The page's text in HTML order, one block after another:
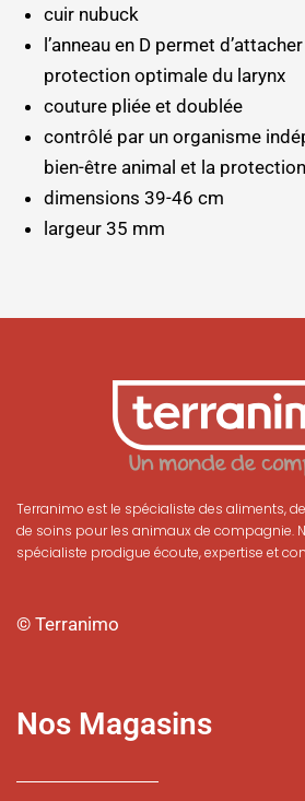
cuir nubuck
l’anneau en D permet
protection optimale du larynx
couture pliée et doublée
contrôlé par un organisme
bien-être animal et la
dimensions 39-46 cm
largeur 35 mm
Terranimo est le spécialiste des aliments,
de soins pour les animaux de compagnie.
spécialiste prodigue écoute, expertise et
© Terranimo
Nos Magasins